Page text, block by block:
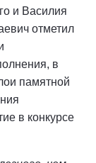
и Василия
отметил
в
памятной
в конкурсе